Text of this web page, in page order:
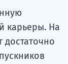
карьеры. На
достаточно